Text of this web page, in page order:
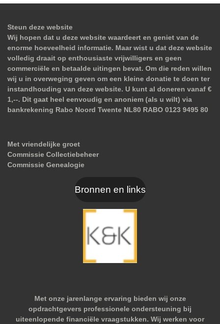
Steun deze website
Wij hopen dat u deze website waardeert en geniet van de
enorme hoeveelheid informatie. Maar wist u dat deze website
volledig draait op enthousiaste vrijwilligers en geen
commerciële en betaalde uitingen bevat. Om die reden willen
wij u in overweging geven om een kleine donatie te doen ter
instandhouding van deze website. U kunt al doneren vanaf €
1,--. Dit gaat heel eenvoudig en anoniem (als u wilt) via
bankrekening Rabo Noord Twente NL80 RABO 0123 9495 80
Met vriendelijke groet
Commissie Collectiebeheer
Commissie Genealogie
Bronnen en links
Met onze jarenlange ervaring bieden wij onze
opdrachtgevers professionele ondersteuning bij
uiteenlopende financiële vraagstukken. Wij werken voor